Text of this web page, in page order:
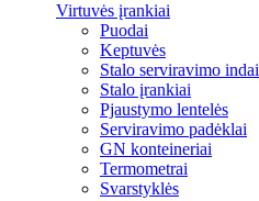
Virtuvės įrankiai
Puodai
Keptuvės
Stalo serviravimo indai
Stalo įrankiai
Pjaustymo lentelės
Serviravimo padėklai
GN konteineriai
Termometrai
Svarstyklės